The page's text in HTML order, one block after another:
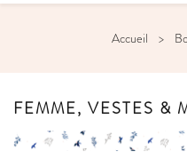
Accueil
FEMME, VESTES &